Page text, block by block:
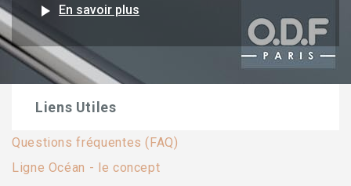
play_arrow En savoir plus
Liens Utiles
Questions fréquentes (FAQ)
Ligne Océan - le concept